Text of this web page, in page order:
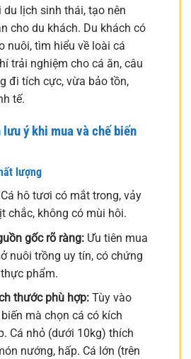
du lịch sinh thái, tạo nên
cho du khách. Du khách có
nuôi, tìm hiểu về loài cá
trải nghiệm cho cá ăn, câu
đi tích cực, vừa bảo tồn,
tế.
ý khi mua và chế biến
lượng
hô tươi có mắt trong, vảy
chắc, không có mùi hôi.
gốc rõ ràng:Ưu tiên mua
nuôi trồng uy tín, có chứng
phẩm.
thước phù hợp:Tùy vào
mà chọn cá có kích
Cá nhỏ (dưới 10kg) thích
nướng, hấp. Cá lớn (trên